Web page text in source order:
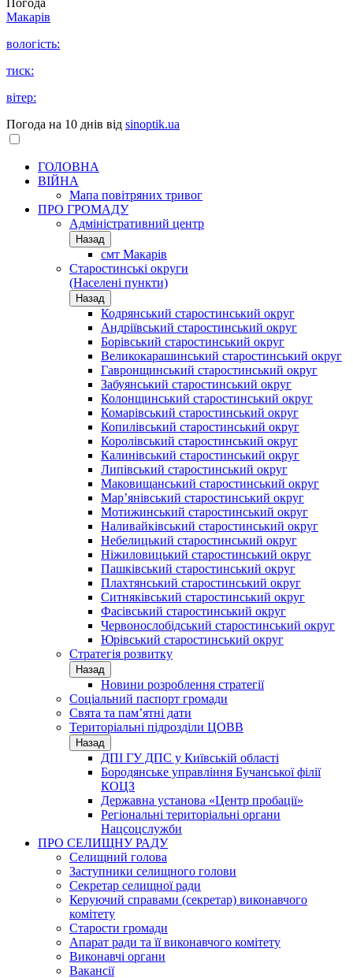
Погода
Макарів
вологість:
тиск:
вітер:
Погода на 10 днів від sinoptik.ua
ГОЛОВНА
ВІЙНА
Мапа повітряних тривог
ПРО ГРОМАДУ
Aдміністративний центр
Назад
смт Макарів
Старостинські округи
(Населені пункти)
Назад
Кодрянський старостинський округ
Андріївський старостинський округ
Борівський старостинський округ
Великокарашинський старостинський округ
Гавронщинський старостинський округ
Забуянський старостинський округ
Колонщинський старостинський округ
Комарівський старостинський округ
Копилівський старостинський округ
Королівський старостинський округ
Калинівський старостинський округ
Липівський старостинський округ
Маковищанський старостинський округ
Мар’янівський старостинський округ
Мотижинський старостинський округ
Наливайківський старостинський округ
Небелицький старостинський округ
Ніжиловицький старостинський округ
Пашківський старостинський округ
Плахтянський старостинський округ
Ситняківський старостинський округ
Фасівський старостинський округ
Червонослобідський старостинський округ
Юрівський старостинський округ
Стратегія розвитку
Назад
Новини розроблення стратегії
Соціальний паспорт громади
Свята та пам’ятні дати
Територіальні підрозділи ЦОВВ
Назад
ДПІ ГУ ДПС у Київській області
Бородянське управління Бучанської філії
КОЦЗ
Державна установа «Центр пробації»
Регіональні територіальні органи
Нацсоцслужби
ПРО СЕЛИЩНУ РАДУ
Селищний голова
Заступники селищного голови
Секретар селищної ради
Керуючий справами (секретар) виконавчого
комітету
Старости громади
Апарат ради та її виконавчого комітету
Виконавчі органи
Вакансії